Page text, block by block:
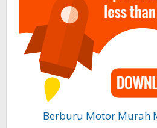
Berburu Motor Murah